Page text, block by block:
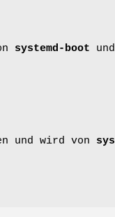
systemd-boot und
und wird von